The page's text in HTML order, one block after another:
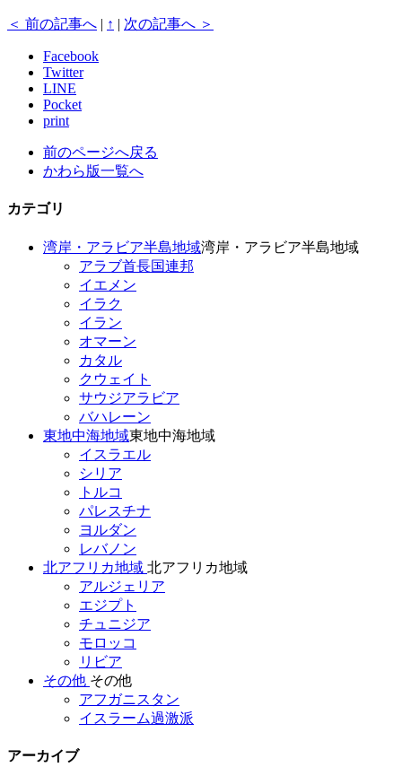
＜ 前の記事へ | ↑ | 次の記事へ ＞
Facebook
Twitter
LINE
Pocket
print
前のページへ戻る
かわら版一覧へ
カテゴリ
湾岸・アラビア半島地域湾岸・アラビア半島地域
アラブ首長国連邦
イエメン
イラク
イラン
オマーン
カタル
クウェイト
サウジアラビア
バハレーン
東地中海地域東地中海地域
イスラエル
シリア
トルコ
パレスチナ
ヨルダン
レバノン
北アフリカ地域 北アフリカ地域
アルジェリア
エジプト
チュニジア
モロッコ
リビア
その他 その他
アフガニスタン
イスラーム過激派
アーカイブ